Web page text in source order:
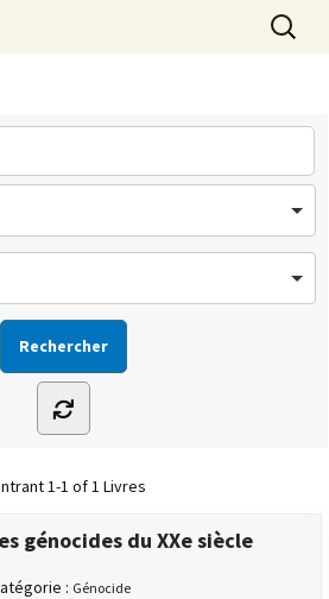
de la Culture
1-1 of 1 Livres
génocides du XXe siècle
: Génocide